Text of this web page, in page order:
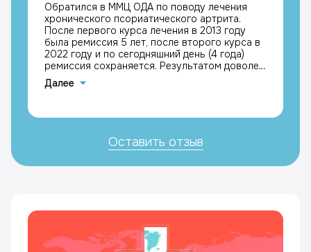
Обратился в ММЦ ОДА по поводу лечения
хронического псориатического артрита.
После первого курса лечения в 2013 году
была ремиссия 5 лет, после второго курса в
2022 году и по сегодняшний день (4 года)
ремиссия сохраняется. Результатом доволен,
с благодарностью к лечащим врачам
Каримовой Галине Мазгаровне и Кравчику
Далее
Оставить отзыв